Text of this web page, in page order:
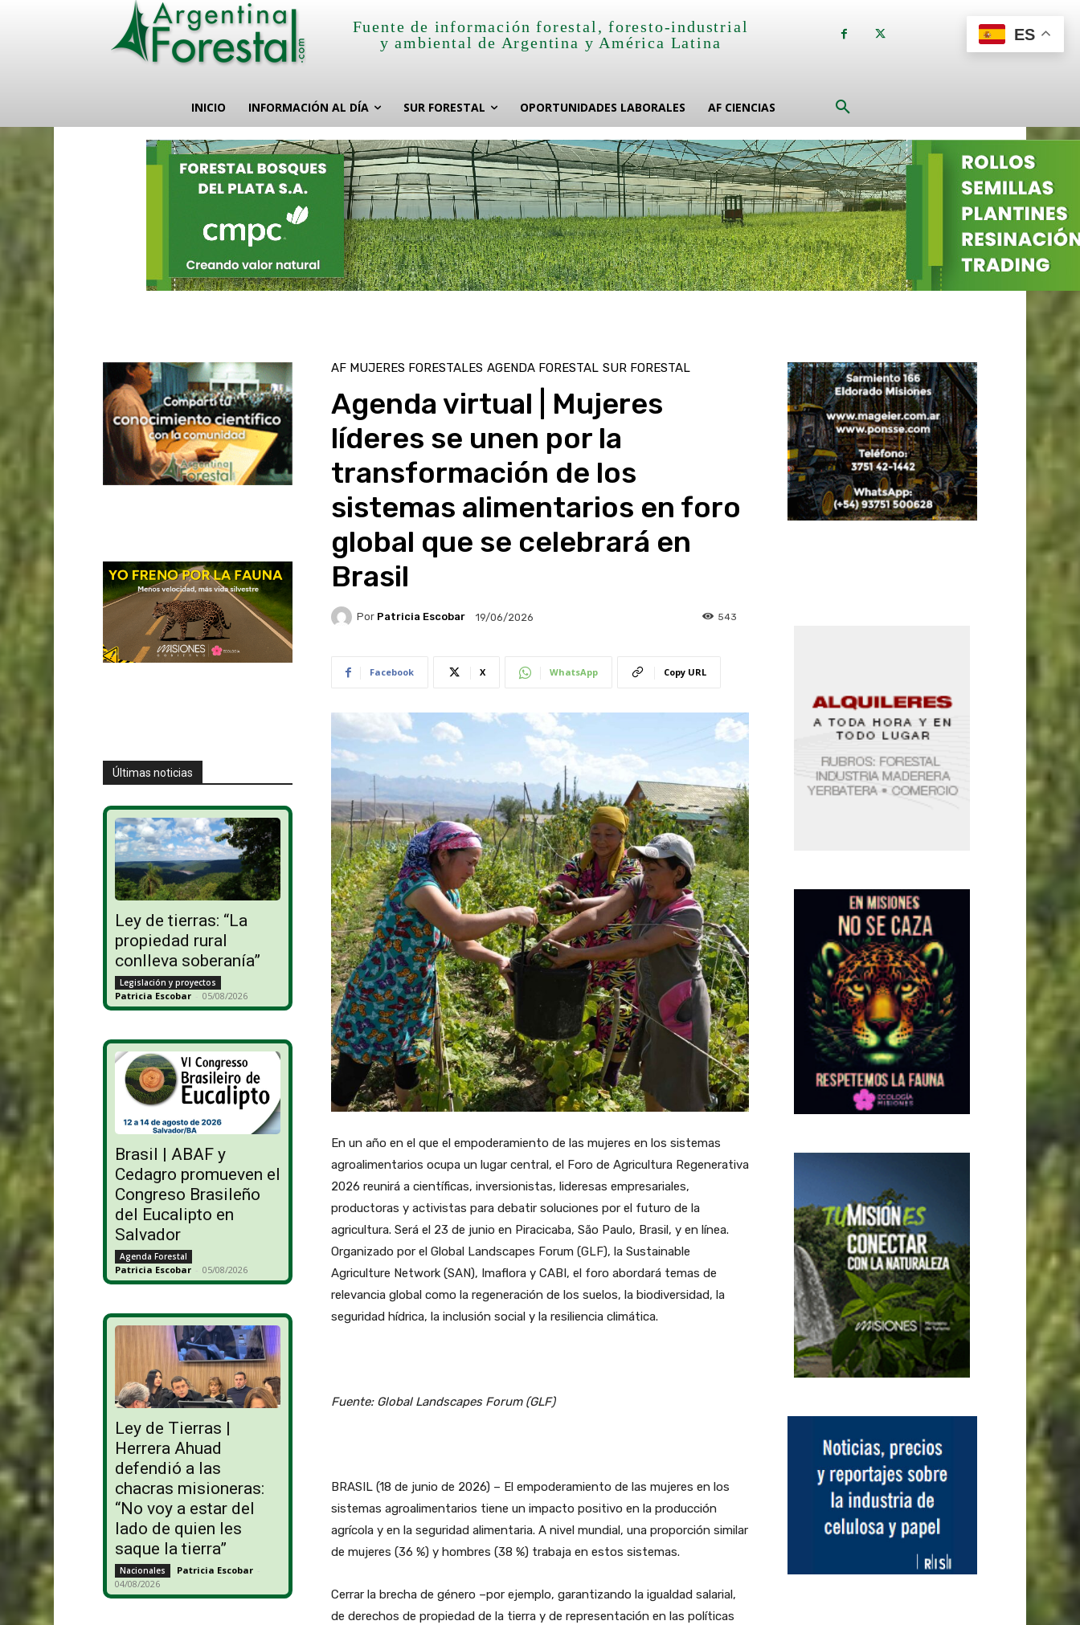
Fuente de información forestal, foresto-industrial
y ambiental de Argentina y América Latina
INICIO INFORMACIÓN AL DÍA SUR FORESTAL OPORTUNIDADES LABORALES AF CIENCIAS
Últimas noticias
Ley de tierras: “La
propiedad rural
conlleva soberanía”
Legislación y proyectos
Patricia Escobar - 05/08/2026
Brasil | ABAF y
Cedagro promueven el
Congreso Brasileño
del Eucalipto en
Salvador
Agenda Forestal
Patricia Escobar - 05/08/2026
Ley de Tierras |
Herrera Ahuad
defendió a las
chacras misioneras:
“No voy a estar del
lado de quien les
saque la tierra”
Nacionales Patricia Escobar -
04/08/2026
AF MUJERES FORESTALES AGENDA FORESTAL SUR FORESTAL
Agenda virtual | Mujeres
líderes se unen por la
transformación de los
sistemas alimentarios en foro
global que se celebrará en
Brasil
Por Patricia Escobar 19/06/2026 543
Facebook X WhatsApp Copy URL
En un año en el que el empoderamiento de las mujeres en los sistemas
agroalimentarios ocupa un lugar central, el Foro de Agricultura Regenerativa
2026 reunirá a científicas, inversionistas, lideresas empresariales,
productoras y activistas para debatir soluciones por el futuro de la
agricultura. Será el 23 de junio en Piracicaba, São Paulo, Brasil, y en línea.
Organizado por el Global Landscapes Forum (GLF), la Sustainable
Agriculture Network (SAN), Imaflora y CABI, el foro abordará temas de
relevancia global como la regeneración de los suelos, la biodiversidad, la
seguridad hídrica, la inclusión social y la resiliencia climática.
Fuente: Global Landscapes Forum (GLF)
BRASIL (18 de junio de 2026) – El empoderamiento de las mujeres en los
sistemas agroalimentarios tiene un impacto positivo en la producción
agrícola y en la seguridad alimentaria. A nivel mundial, una proporción similar
de mujeres (36 %) y hombres (38 %) trabaja en estos sistemas.
Cerrar la brecha de género –por ejemplo, garantizando la igualdad salarial,
de derechos de propiedad de la tierra y de representación en las políticas
ES